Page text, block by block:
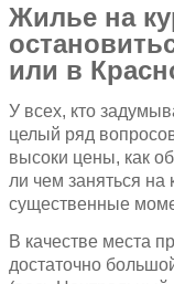
Жилье на
или в
У всех, кто
целый ряд
высоки цены, как
ли чем заняться на
существенные
В качестве места
достаточно